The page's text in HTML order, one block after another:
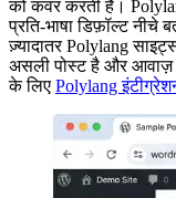
को कवर करती है।
प्रति-भाषा डिफ़ॉल्ट नीचे
ज़्यादातर Polylang
असली पोस्ट है और आवाज़
के लिए Polylang